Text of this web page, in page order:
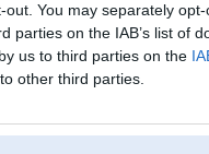
You may separately
parties on the IAB’s list of
us to third parties on the
other third parties.
E38